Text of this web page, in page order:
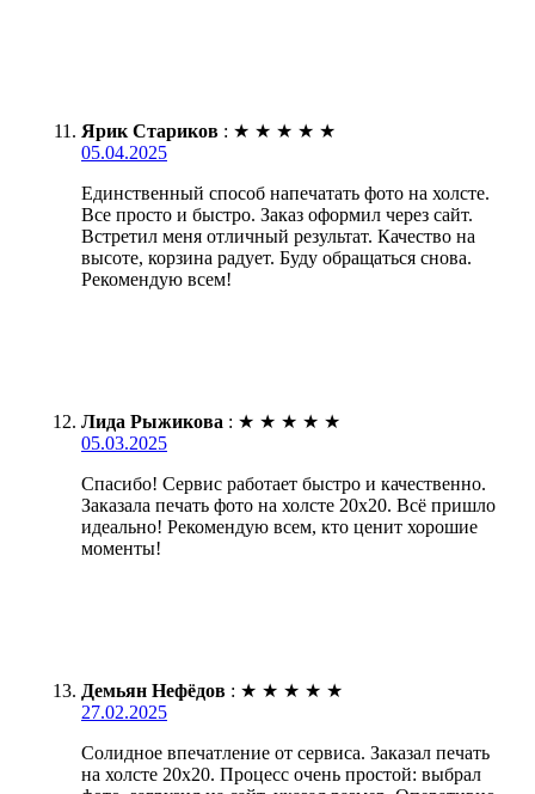
Ярик Стариков : ★ ★ ★ ★ ★
05.04.2025
Единственный способ напечатать фото на холсте.
Все просто и быстро. Заказ оформил через сайт.
Встретил меня отличный результат. Качество на
высоте, корзина радует. Буду обращаться снова.
Рекомендую всем!
Лида Рыжикова : ★ ★ ★ ★ ★
05.03.2025
Спасибо! Сервис работает быстро и качественно.
Заказала печать фото на холсте 20х20. Всё пришло
идеально! Рекомендую всем, кто ценит хорошие
моменты!
Демьян Нефёдов : ★ ★ ★ ★ ★
27.02.2025
Солидное впечатление от сервиса. Заказал печать
на холсте 20х20. Процесс очень простой: выбрал